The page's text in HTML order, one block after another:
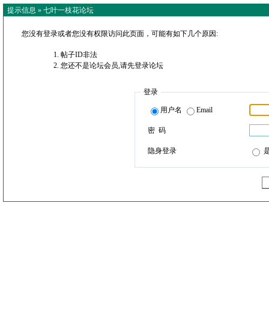
提示信息 » 七叶一枝花论坛
您没有登录或者您没有权限访问此页面，可能有如下几个原因:
帖子ID非法
您还不是论坛会员,请先登录论坛
登录
用户名 Email
密 码
隐身登录